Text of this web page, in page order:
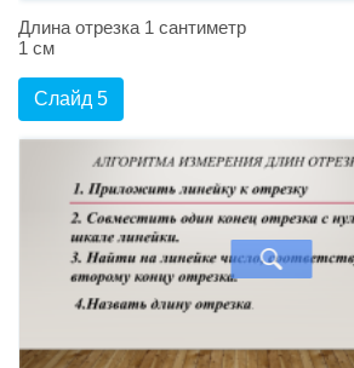
Длина отрезка 1 сантиметр
1 см
Слайд 5